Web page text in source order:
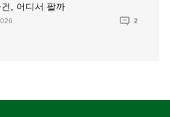
, 어디서 팔까
2